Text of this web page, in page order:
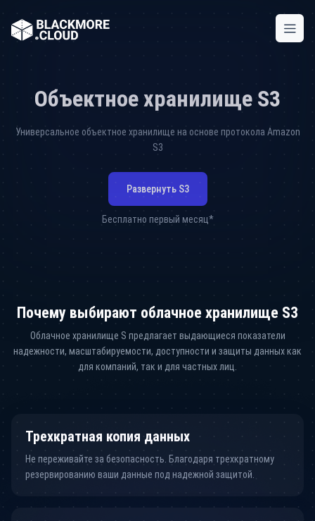
Объектное хранилище S3
Универсальное объектное хранилище на основе протокола Amazon
S3
Развернуть S3
Бесплатно первый месяц*
Почему выбирают облачное хранилище S3
Облачное хранилище S предлагает выдающиеся показатели
надежности, масштабируемости, доступности и защиты данных как
для компаний, так и для частных лиц.
Трехкратная копия данных
Не переживайте за безопасность. Благодаря трехкратному
резервированию ваши данные под надежной защитой.